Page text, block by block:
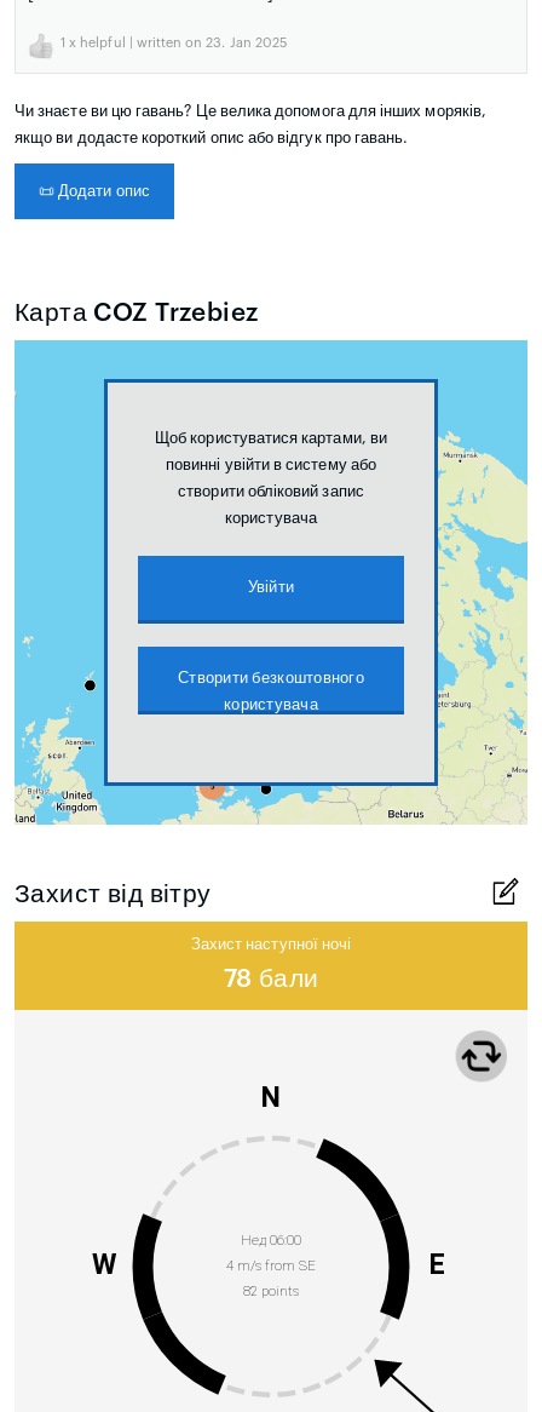
1 x helpful | written on 23. Jan 2025
Чи знаєте ви цю гавань? Це велика допомога для інших моряків,
якщо ви додасте короткий опис або відгук про гавань.
📜 Додати опис
Карта COZ Trzebiez
Щоб користуватися картами, ви
повинні увійти в систему або
створити обліковий запис
користувача
Увійти
Створити безкоштовного
користувача
Захист від вітру
Захист наступної ночі
78 бали
Нед 06:00
4 m/s from SE
82 points
N
E
W